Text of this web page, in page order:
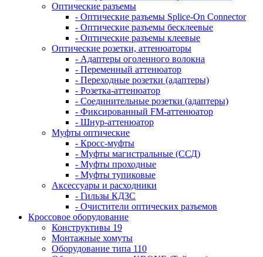
Оптические разъемы
- Оптические разъемы Splice-On Connector
- Оптические разъемы бесклеевые
- Оптические разъемы клеевые
Оптические розетки, аттенюаторы
- Адаптеры оголенного волокна
- Переменный аттенюатор
- Переходные розетки (адаптеры)
- Розетка-аттенюатор
- Соединительные розетки (адаптеры)
- Фиксированный FM-аттенюатор
- Шнур-аттенюатор
Муфты оптические
- Кросс-муфты
- Муфты магистральные (ССД)
- Муфты проходные
- Муфты тупиковые
Аксессуары и расходники
- Гильзы КДЗС
- Очистители оптических разъемов
Кроссовое оборудование
Конструктивы 19
Монтажные хомуты
Оборудование типа 110